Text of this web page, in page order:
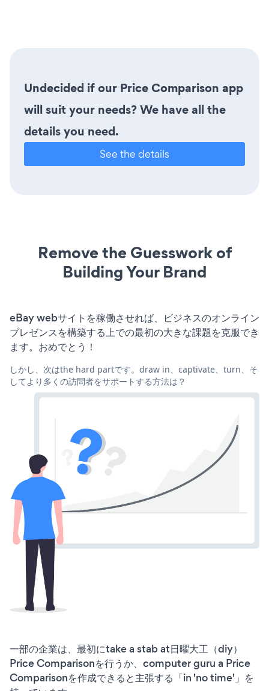
Undecided if our Price Comparison app
will suit your needs? We have all the
details you need.
See the details
Remove the Guesswork of
Building Your Brand
eBay webサイトを稼働させれば、ビジネスのオンライン
プレゼンスを構築する上での最初の大きな課題を克服でき
ます。おめでとう！
しかし、次はthe hard partです。draw in、captivate、turn、そ
してより多くの訪問者をサポートする方法は？
一部の企業は、最初にtake a stab at日曜大工（diy）
Price Comparisonを行うか、computer guru a Price
Comparisonを作成できると主張する「in 'no time'」を